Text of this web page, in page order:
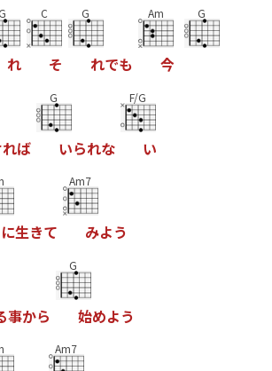
G
れ
C
そ
G
れでも
Am
今
G
れば
G
いられな
F/G
い
に生きて
Am7
みよう
事から
G
始めよう
Am7